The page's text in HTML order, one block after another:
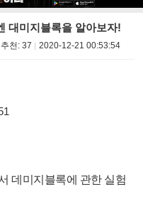
대미지블록을 알아보자!
추천: 37 2020-12-21 00:53:54
데미지블록에 관한 실험